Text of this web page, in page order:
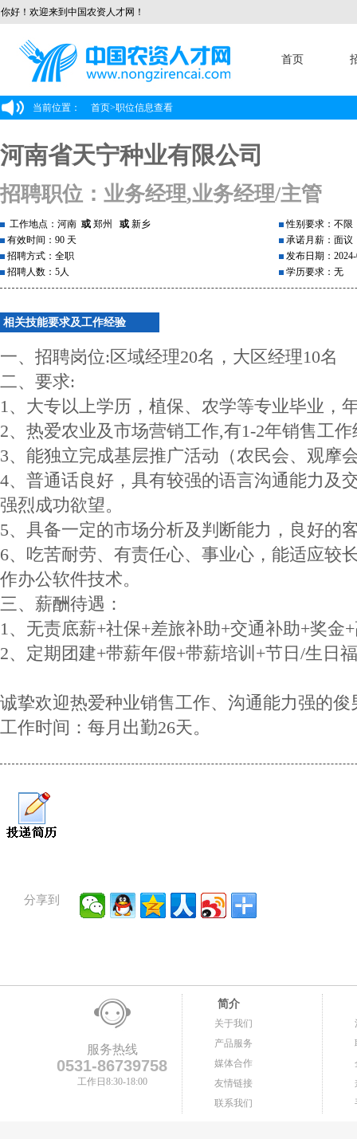
你好！欢迎来到中国农资人才网！
首页
当前位置： 首页>职位信息查看
河南省天宁种业有限公司
招聘职位：业务经理,业务经理/主管
工作地点：河南 或 郑州 或 新乡
有效时间：90 天
招聘方式：全职
招聘人数：5人
性别要求：不限
承诺月薪：面议
发布日期：
学历要求：无
相关技能要求及工作经验
一、招聘岗位:区域经理20名，大区经理10名
二、要求:
1、大专以上学历，植保、农学等专业毕业，
2、热爱农业及市场营销工作,有1-2年销售工
3、能独立完成基层推广活动（农民会、观摩
4、普通话良好，具有较强的语言沟通能力及
强烈成功欲望。
5、具备一定的市场分析及判断能力，良好的
6、吃苦耐劳、有责任心、事业心，能适应较
作办公软件技术。
三、薪酬待遇：
1、无责底薪+社保+差旅补助+交通补助+奖金
2、定期团建+带薪年假+带薪培训+节日/生日福
诚挚欢迎热爱种业销售工作、沟通能力强的
工作时间：每月出勤26天。
分享到
服务热线
0531-86739758
工作日8:30-18:00
简介
关于我们
产品服务
媒体合作
友情链接
联系我们